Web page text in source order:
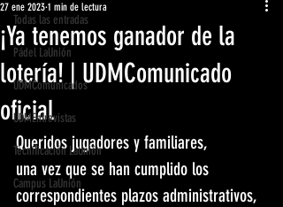
Todas las entradas
Pádel LaUnión
UDMComunicados
UDMEntrevistas
Tecnificación LaUnión
Campus LaUnión
¡Ya tenemos ganador de la
lotería! | UDMComunicado
oficial
27 ene 2023 1 min de lectura
Queridos jugadores y familiares,
una vez que se han cumplido los
correspondientes plazos administrativos,